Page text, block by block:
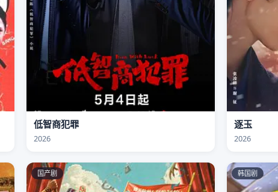
低智商犯罪
2026
逐玉
2026
国产剧 韩国剧